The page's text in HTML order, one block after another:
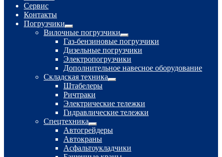
Сервис
Контакты
Погрузчики
Развернутое
вложенное
меню
Вилочные погрузчики
Развернутое
вложенное
меню
Газ-бензиновые погрузчики
Дизельные погрузчики
Электропогрузчики
Дополнительное навесное оборудование
Складская техника
Развернутое
Штабелеры
Ричтраки
Электрические тележки
Гидравлические тележки
Спецтехника
Развернутое
вложенное
меню
Автогрейдеры
Автокраны
Асфальтоукладчики